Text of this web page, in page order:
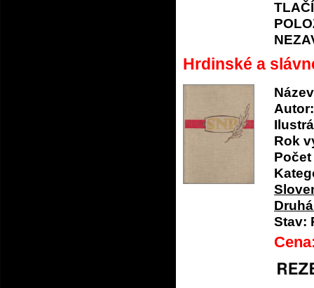
Hrdinské a
Autor:
Rok
Stav: